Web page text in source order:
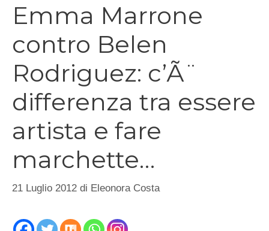
Emma Marrone
contro Belen
Rodriguez: c’Ã¨
differenza tra essere
artista e fare
marchette…
21 Luglio 2012 di Eleonora Costa